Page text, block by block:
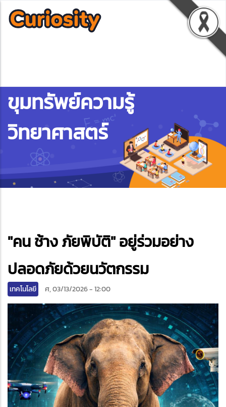
ขุมทรัพย์ความรู้
วิทยาศาสตร์
"คน ช้าง ภัยพิบัติ" อยู่ร่วมอย่าง
ปลอดภัยด้วยนวัตกรรม
เทคโนโลยี ศ, 03/13/2026 - 12:00